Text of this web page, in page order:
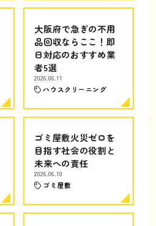
大阪府で急ぎの不用
品回収ならここ！即
日対応のおすすめ業
者5選
2026.06.11
ハウスクリーニング
ゴミ屋敷火災ゼロを
目指す社会の役割と
未来への責任
2026.06.10
ゴミ屋敷